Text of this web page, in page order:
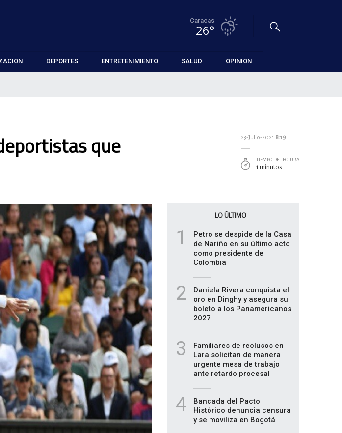
Caracas
26°
DEPORTES ENTRETENIMIENTO SALUD OPINIÓN
que 23-Julio-2021 8:19
TIEMPO DE LECTURA
1 minutos
LO ÚLTIMO
1
Petro se despide de la Casa
de Nariño en su último acto
como presidente de
Colombia
2
Daniela Rivera conquista el
oro en Dinghy y asegura su
boleto a los Panamericanos
2027
3
Familiares de reclusos en
Lara solicitan de manera
urgente mesa de trabajo
ante retardo procesal
4
Bancada del Pacto
Histórico denuncia censura
y se moviliza en Bogotá